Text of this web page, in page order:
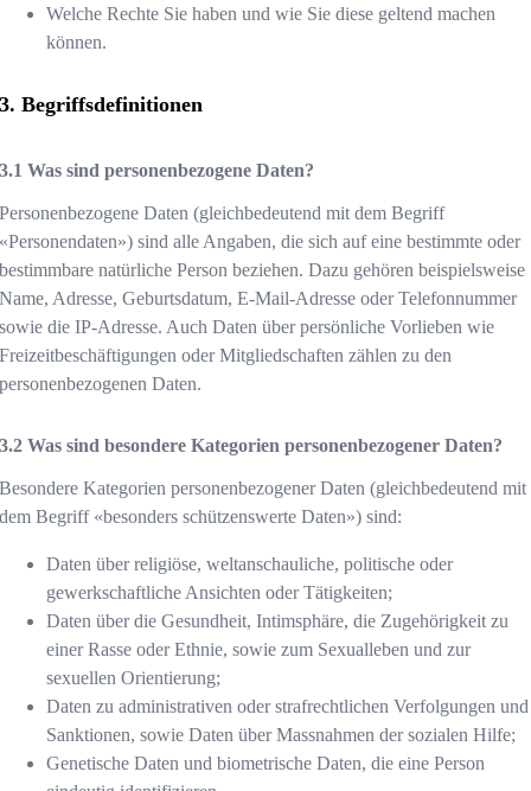
Welche Rechte Sie haben und wie Sie diese geltend machen
können.
Begriffsdefinitionen
Was sind personenbezogene Daten?
Personenbezogene Daten (gleichbedeutend mit dem Begriff
«Personendaten») sind alle Angaben, die sich auf eine bestimmte oder
bestimmbare natürliche Person beziehen. Dazu gehören beispielsweise
Name, Adresse, Geburtsdatum, E-Mail-Adresse oder Telefonnummer
sowie die IP-Adresse. Auch Daten über persönliche Vorlieben wie
Freizeitbeschäftigungen oder Mitgliedschaften zählen zu den
personenbezogenen Daten.
Was sind besondere Kategorien personenbezogener Daten?
Besondere Kategorien personenbezogener Daten (gleichbedeutend mit
dem Begriff «besonders schützenswerte Daten») sind:
Daten über religiöse, weltanschauliche, politische oder
gewerkschaftliche Ansichten oder Tätigkeiten;
Daten über die Gesundheit, Intimsphäre, die Zugehörigkeit zu
einer Rasse oder Ethnie, sowie zum Sexualleben und zur
sexuellen Orientierung;
Daten zu administrativen oder strafrechtlichen Verfolgungen und
Sanktionen, sowie Daten über Massnahmen der sozialen Hilfe;
Genetische Daten und biometrische Daten, die eine Person